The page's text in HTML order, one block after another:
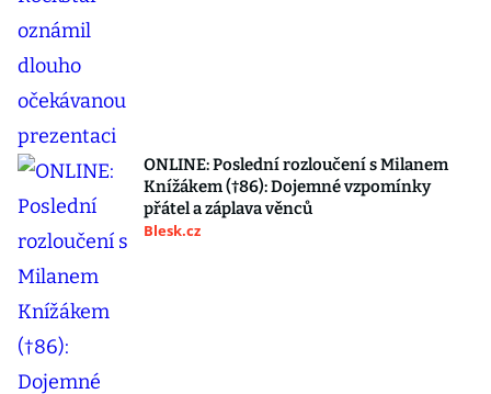
ONLINE: Poslední rozloučení s Milanem
Knížákem (†86): Dojemné vzpomínky
přátel a záplava věnců
Blesk.cz